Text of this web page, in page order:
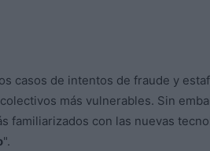
casos de intentos de fraude y
más vulnerables. Sin
familiarizados con las nuevas
".